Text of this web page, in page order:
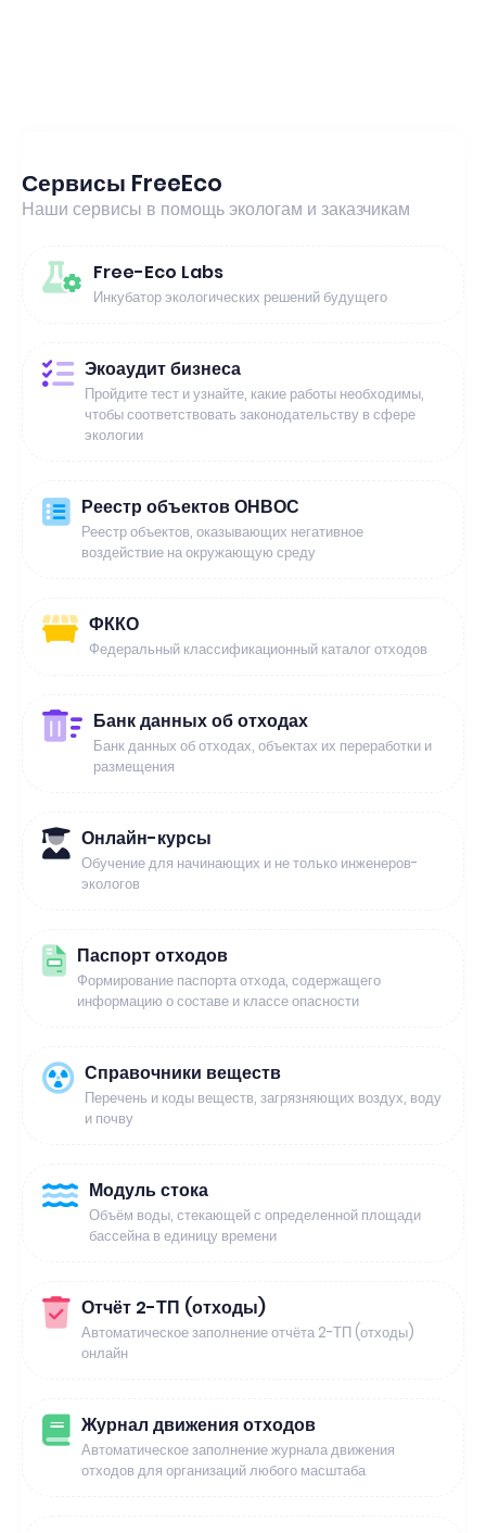
Сервисы FreeEco
Наши сервисы в помощь экологам и заказчикам
Free-Eco Labs
Инкубатор экологических решений будущего
Экоаудит бизнеса
Пройдите тест и узнайте, какие работы необходимы,
чтобы соответствовать законодательству в сфере
экологии
Реестр объектов ОНВОС
Реестр объектов, оказывающих негативное
воздействие на окружающую среду
ФККО
Федеральный классификационный каталог отходов
Банк данных об отходах
Банк данных об отходах, объектах их переработки и
размещения
Онлайн-курсы
Обучение для начинающих и не только инженеров-
экологов
Паспорт отходов
Формирование паспорта отхода, содержащего
информацию о составе и классе опасности
Справочники веществ
Перечень и коды веществ, загрязняющих воздух, воду
и почву
Модуль стока
Объём воды, стекающей с определенной площади
бассейна в единицу времени
Отчёт 2-ТП (отходы)
Автоматическое заполнение отчёта 2-ТП (отходы)
онлайн
Журнал движения отходов
Автоматическое заполнение журнала движения
отходов для организаций любого масштаба